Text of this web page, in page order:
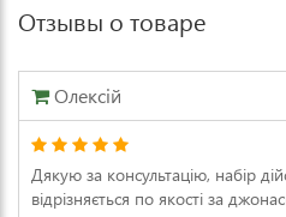
Отзывы о товаре
Олексій
Дякую за консультацію, набір
відрізняється по якості за